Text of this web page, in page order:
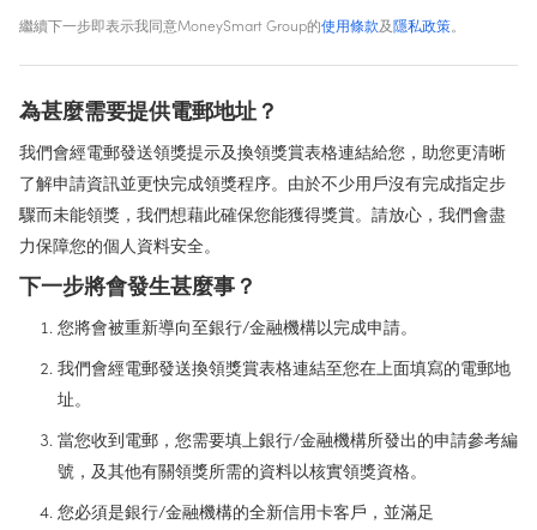
繼續下一步即表示我同意MoneySmart Group的使用條款及隱私政策。
為甚麼需要提供電郵地址？
我們會經電郵發送領獎提示及換領獎賞表格連結給您，助您更清晰
了解申請資訊並更快完成領獎程序。由於不少用戶沒有完成指定步
驟而未能領獎，我們想藉此確保您能獲得獎賞。請放心，我們會盡
力保障您的個人資料安全。
下一步將會發生甚麼事？
您將會被重新導向至銀行/金融機構以完成申請。
我們會經電郵發送換領獎賞表格連結至您在上面填寫的電郵地
址。
當您收到電郵，您需要填上銀行/金融機構所發出的申請參考編
號，及其他有關領獎所需的資料以核實領獎資格。
您必須是銀行/金融機構的全新信用卡客戶，並滿足